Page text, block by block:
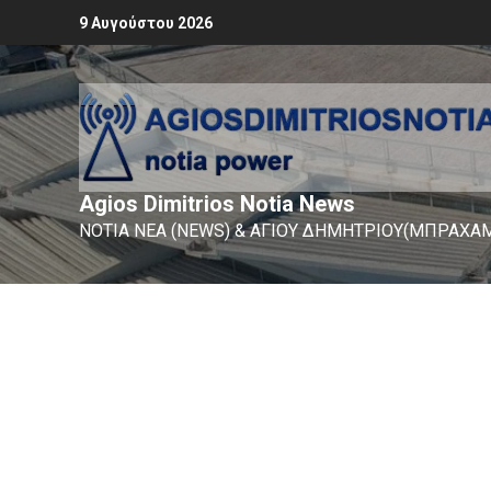
9 Αυγούστου 2026
Agios Dimitrios Notia News
ΝΟΤΙΑ ΝΕΑ (NEWS) & ΑΓΙΟΥ